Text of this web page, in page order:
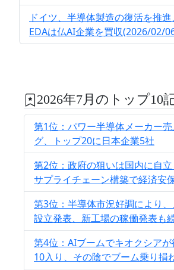
ドイツ、半導体製造の復活を推
EDAは仏AI企業を買収(2026/02/
2026年7月のトップ10
第1位：パワー半導体メーカー
グ、トップ20に日本企業5社
第2位：政府の狙いは国内に自
サプライチェーン構築で経済安
第3位：半導体市況好調により
設立発表、新工場の稼働発表も
第4位：AIブームでキオクシア
10入り、その陰でブーム乗り損